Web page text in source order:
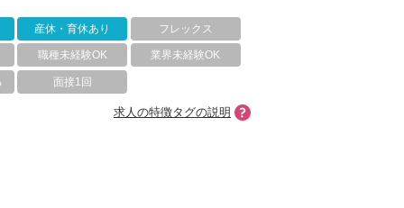
産休・育休あり フレックス
職種未経験OK 業界未経験OK
面接1回
求人の特徴タグの説明